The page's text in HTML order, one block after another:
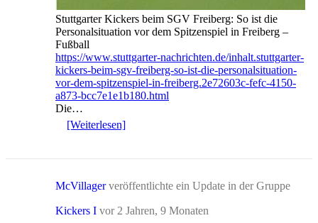
Stuttgarter Kickers beim SGV Freiberg: So ist die
Personalsituation vor dem Spitzenspiel in Freiberg –
Fußball
https://www.stuttgarter-nachrichten.de/inhalt.stuttgarter-
kickers-beim-sgv-freiberg-so-ist-die-personalsituation-
vor-dem-spitzenspiel-in-freiberg.2e72603c-fefc-4150-
a873-bcc7e1e1b180.html
Die…
[Weiterlesen]
McVillagerveröffentlichte ein Update in der Gruppe
Kickers I vor 2 Jahren, 9 Monaten